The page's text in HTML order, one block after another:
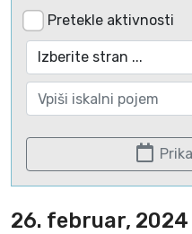
Pretekle aktivnosti
26. februar, 2024